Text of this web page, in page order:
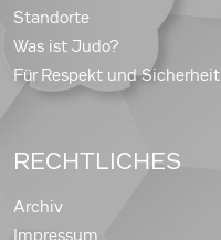
Standorte
Was ist Judo?
Für Respekt und Sicherheit
RECHTLICHES
Archiv
Impressum